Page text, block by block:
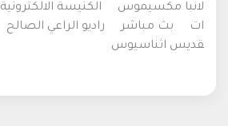
لانبا مكسيموس
الكنيسة الالكترونية
ات
بث مباشر راديو الراعي الصالح
قديس اثناسيوس